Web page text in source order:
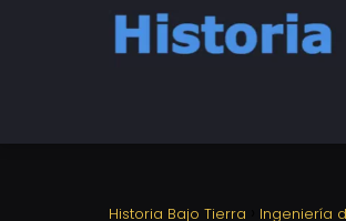
Historia Bajo Tierra Ingeniería